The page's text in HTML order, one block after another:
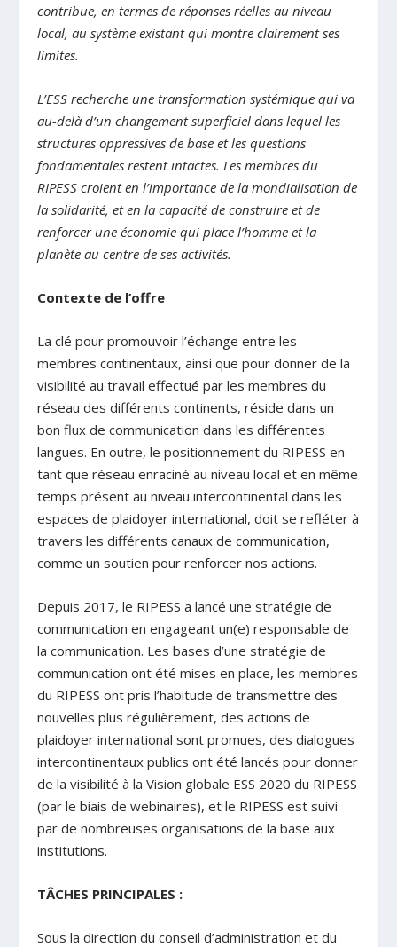
contribue, en termes de réponses réelles au niveau
local, au système existant qui montre clairement ses
limites.
L’ESS recherche une transformation systémique qui va
au-delà d’un changement superficiel dans lequel les
structures oppressives de base et les questions
fondamentales restent intactes. Les membres du
RIPESS croient en l’importance de la mondialisation de
la solidarité, et en la capacité de construire et de
renforcer une économie qui place l’homme et la
planète au centre de ses activités.
Contexte de l’offre
La clé pour promouvoir l’échange entre les
membres continentaux, ainsi que pour donner de la
visibilité au travail effectué par les membres du
réseau des différents continents, réside dans un
bon flux de communication dans les différentes
langues. En outre, le positionnement du RIPESS en
tant que réseau enraciné au niveau local et en même
temps présent au niveau intercontinental dans les
espaces de plaidoyer international, doit se refléter à
travers les différents canaux de communication,
comme un soutien pour renforcer nos actions.
Depuis 2017, le RIPESS a lancé une stratégie de
communication en engageant un(e) responsable de
la communication. Les bases d’une stratégie de
communication ont été mises en place, les membres
du RIPESS ont pris l’habitude de transmettre des
nouvelles plus régulièrement, des actions de
plaidoyer international sont promues, des dialogues
intercontinentaux publics ont été lancés pour donner
de la visibilité à la Vision globale ESS 2020 du RIPESS
(par le biais de webinaires), et le RIPESS est suivi
par de nombreuses organisations de la base aux
institutions.
TÂCHES PRINCIPALES :
Sous la direction du conseil d’administration et du